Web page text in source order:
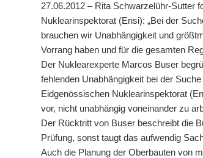
27.06.2012 – Rita Schwarzelühr-Sutter
Nuklearinspektorat (Ensi): „Bei der
brauchen wir Unabhängigkeit und
Vorrang haben und für die gesamten
Der Nuklearexperte Marcos Buser
fehlenden Unabhängigkeit bei der
Eidgenössischen Nuklearinspektorat
vor, nicht unabhängig voneinander zu
Der Rücktritt von Buser beschreibt die
Prüfung, sonst taugt das aufwendig
Auch die Planung der Oberbauten von